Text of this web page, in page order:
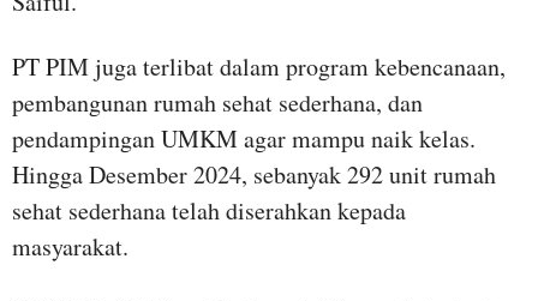
PT PIM juga terlibat dalam program kebencanaan,
pembangunan rumah sehat sederhana, dan
pendampingan UMKM agar mampu naik kelas.
Hingga Desember 2024, sebanyak 292 unit rumah
sehat sederhana telah diserahkan kepada
masyarakat.